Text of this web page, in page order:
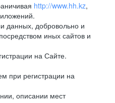
http://www.hh.kz,
данных, добровольно и
иных сайтов и
на Сайте.
при регистрации на
описании мест